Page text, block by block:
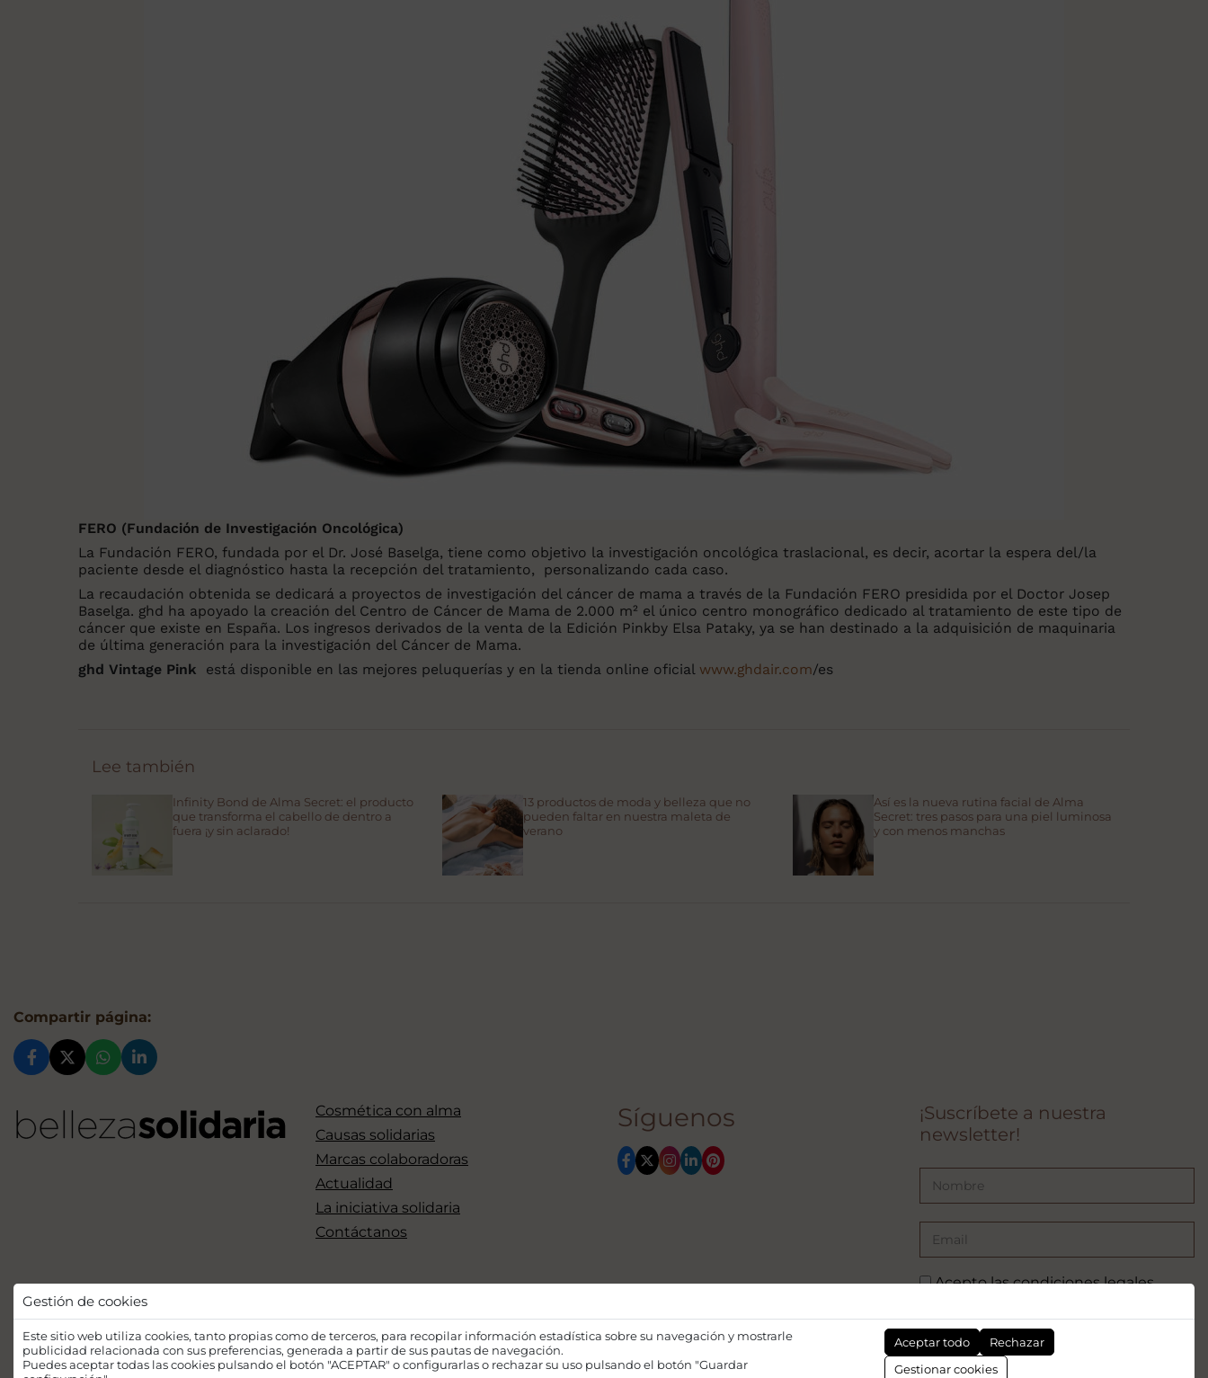
FERO (Fundación de Investigación Oncológica)
La Fundación FERO, fundada por el Dr. José Baselga, tiene como objetivo la investigación oncológica traslacional, es decir, acortar la espera del/la
paciente desde el diagnóstico hasta la recepción del tratamiento, personalizando cada caso.
La recaudación obtenida se dedicará a proyectos de investigación del cáncer de mama a través de la Fundación FERO presidida por el Doctor Josep
Baselga. ghd ha apoyado la creación del Centro de Cáncer de Mama de 2.000 m² el único centro monográfico dedicado al tratamiento de este tipo de
cáncer que existe en España. Los ingresos derivados de la venta de la Edición Pinkby Elsa Pataky, ya se han destinado a la adquisición de maquinaria
de última generación para la investigación del Cáncer de Mama.
ghd Vintage Pink está disponible en las mejores peluquerías y en la tienda online oficial www.ghdair.com/es
Lee también
Infinity Bond de Alma Secret: el producto
que transforma el cabello de dentro a
fuera ¡y sin aclarado!
13 productos de moda y belleza que no
pueden faltar en nuestra maleta de
verano
Así es la nueva rutina facial de Alma
Secret: tres pasos para una piel luminosa
y con menos manchas
Gestión de cookies
Este sitio web utiliza cookies, tanto propias como de terceros, para recopilar información estadística sobre su navegación y mostrarle
publicidad relacionada con sus preferencias, generada a partir de sus pautas de navegación.
Puedes aceptar todas las cookies pulsando el botón "ACEPTAR" o configurarlas o rechazar su uso pulsando el botón "Guardar
Aceptar todo
Rechazar
Gestionar cookies
Compartir página:
Cosmética con alma
Causas solidarias
Marcas colaboradoras
Actualidad
La iniciativa solidaria
Contáctanos
Síguenos
¡Suscríbete a nuestra
newsletter!
Acepto las condiciones legales
SUSCRIBIRSE
Financiado por la Unión Europea - NextGenerationEU. Sin embargo, los puntos de vista y las